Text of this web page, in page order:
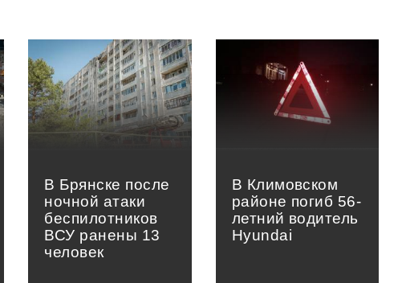
В Брянске после
ночной атаки
беспилотников
ВСУ ранены 13
человек
В Климовском
районе погиб 56-
летний водитель
Hyundai